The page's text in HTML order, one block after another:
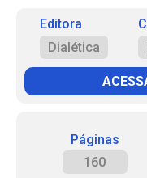
Editora
Dialética
Páginas
160